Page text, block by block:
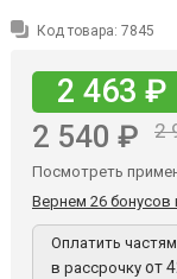
Код товара: 7845
2 463 ₽
2 540 ₽ 2
Посмотреть
Вернем 26 бонусов
Оплатить
в рассрочку от